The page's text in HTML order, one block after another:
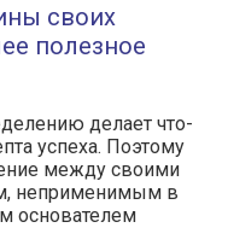
своих
полезное
делает что-
успеха. Поэтому
между своими
неприменимым в
основателем